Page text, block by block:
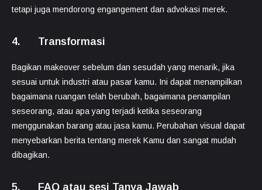
tetapi juga mendorong engangement dan advokasi merek.
4. Transformasi
Bagikan makeover sebelum dan sesudah yang menarik, jika
sesuai untuk industri atau pasar kamu. Ini dapat menampilkan
bagaimana ruangan telah berubah, bagaimana penampilan
seseorang, atau apa yang terjadi ketika seseorang
menggunakan barang atau jasa kamu. Perubahan visual dapat
menyebarkan berita tentang merek Kamu dan sangat mudah
dibagikan.
5. FAQ atau sesi Tanya Jawab